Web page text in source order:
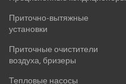
Приточно-вытяжные
установки
Приточные очистители
воздуха, бризеры
Тепловые насосы